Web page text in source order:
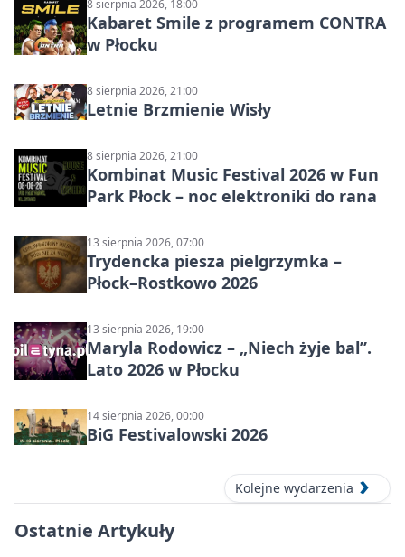
8 sierpnia 2026, 18:00
Kabaret Smile z programem CONTRA
w Płocku
8 sierpnia 2026, 21:00
Letnie Brzmienie Wisły
8 sierpnia 2026, 21:00
Kombinat Music Festival 2026 w Fun
Park Płock – noc elektroniki do rana
13 sierpnia 2026, 07:00
Trydencka piesza pielgrzymka –
Płock–Rostkowo 2026
13 sierpnia 2026, 19:00
Maryla Rodowicz – „Niech żyje bal”.
Lato 2026 w Płocku
14 sierpnia 2026, 00:00
BiG Festivalowski 2026
Kolejne wydarzenia
Ostatnie Artykuły